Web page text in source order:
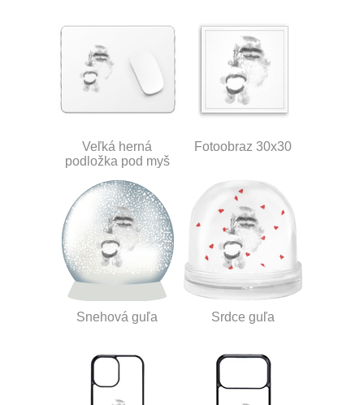
Veľká herná
podložka pod myš
Fotoobraz 30x30
Snehová guľa Srdce guľa